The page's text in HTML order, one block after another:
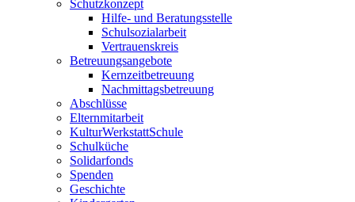
Schutzkonzept
Hilfe- und Beratungsstelle
Schulsozialarbeit
Vertrauenskreis
Betreuungsangebote
Kernzeitbetreuung
Nachmittagsbetreuung
Abschlüsse
Elternmitarbeit
KulturWerkstattSchule
Schulküche
Solidarfonds
Spenden
Geschichte